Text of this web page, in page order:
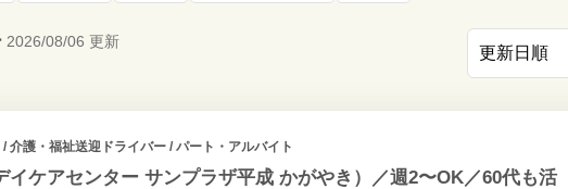
2026/08/06 更新
/ 介護・福祉送迎ドライバー / パート・アルバイト
イケアセンター サンプラザ平成 かがやき）／週2〜OK／60代も活